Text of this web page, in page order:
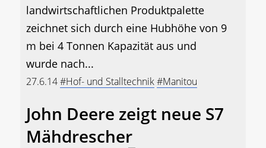
landwirtschaftlichen Produktpalette
zeichnet sich durch eine Hubhöhe von 9
m bei 4 Tonnen Kapazität aus und
wurde nach...
27.6.14#Hof- und Stalltechnik#Manitou
John Deere zeigt neue S7
Mähdrescher